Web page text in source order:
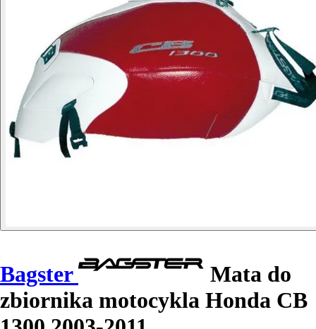
Bagster
Mata do
zbiornika motocykla Honda CB